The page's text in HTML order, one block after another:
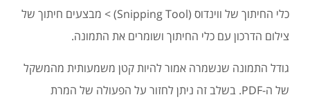
כלי החיתוך של ווינדוס (Snipping Tool) > מבצעים חיתוך של
צילום הדרכון עם כלי החיתוך ושומרים את התמונה.
גודל התמונה שנשמרה אמור להיות קטן משמעותית מהמשקל
של ה-PDF. בשלב זה ניתן לחזור על הפעולה של המרת